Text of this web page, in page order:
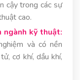
cậy trong các sự
cao.
ngành kỹ thuật:
và có nền
cơ khí, dầu khí,